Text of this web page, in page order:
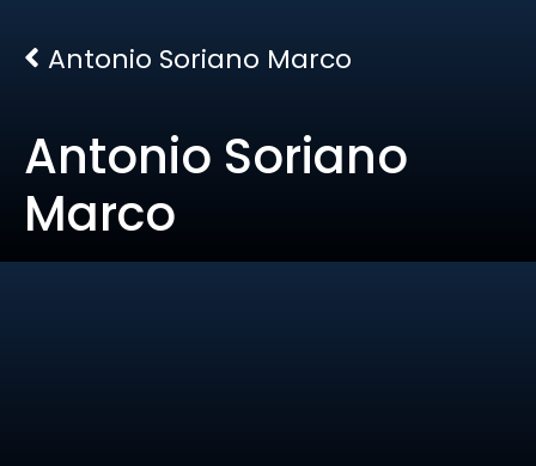
Antonio Soriano Marco
Antonio Soriano
Marco